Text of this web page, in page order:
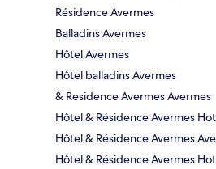
Résidence Avermes
Balladins Avermes
Hôtel Avermes
Hôtel balladins Avermes
& Residence Avermes Avermes
Hôtel & Résidence Avermes
Hôtel & Résidence Avermes
Hôtel & Résidence Avermes